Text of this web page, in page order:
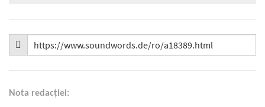
Nota redacţiei: